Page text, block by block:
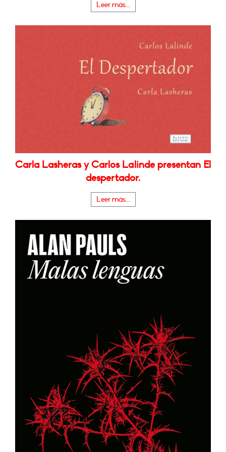
Leer más...
Carla Lasheras y Carlos Lalinde presentan El
despertador.
Leer más...